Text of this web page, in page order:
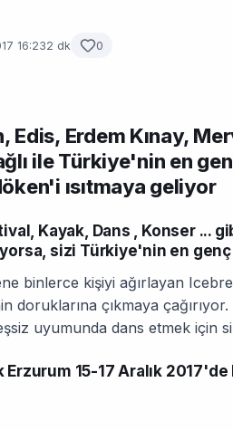
16:232 dk 0
Edis, Erdem Kınay,
ile Türkiye'nin en
ısıtmaya geliyor
Kayak, Dans , Konser ...
sizi Türkiye'nin en
binlerce kişiyi ağırlayan
doruklarına çıkmaya
uyumunda dans etmek için
Erzurum 15-17 Aralık